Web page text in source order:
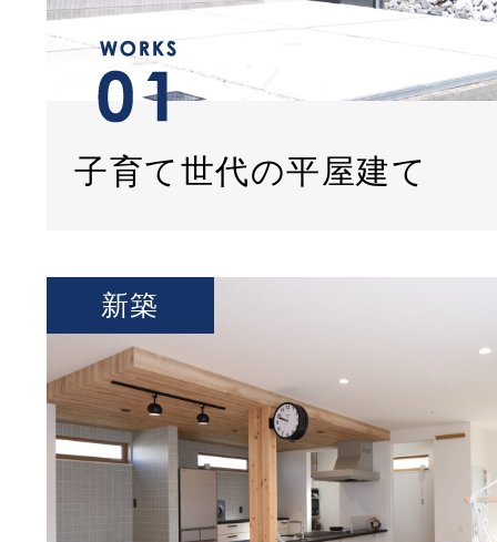
子育て世代の平屋建て
新築